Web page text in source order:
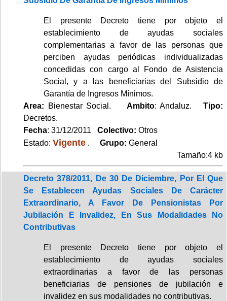
El presente Decreto tiene por objeto el
establecimiento de ayudas sociales
complementarias a favor de las personas que
perciben ayudas periódicas individualizadas
concedidas con cargo al Fondo de Asistencia
Social, y a las beneficiarias del Subsidio de
Garantía de Ingresos Mínimos.
Area: Bienestar Social. Ambito: Andaluz.Tipo:
Decretos.
Fecha: 31/12/2011 Colectivo: Otros
Estado: Vigente . Grupo: General
Tamaño:4 kb
Decreto 378/2011, De 30 De Diciembre, Por El Que
Se Establecen Ayudas Sociales De Carácter
Extraordinario, A Favor De Pensionistas Por
Jubilación E Invalidez, En Sus Modalidades No
Contributivas
El presente Decreto tiene por objeto el
establecimiento de ayudas sociales
extraordinarias a favor de las personas
beneficiarias de pensiones de jubilación e
invalidez en sus modalidades no contributivas.